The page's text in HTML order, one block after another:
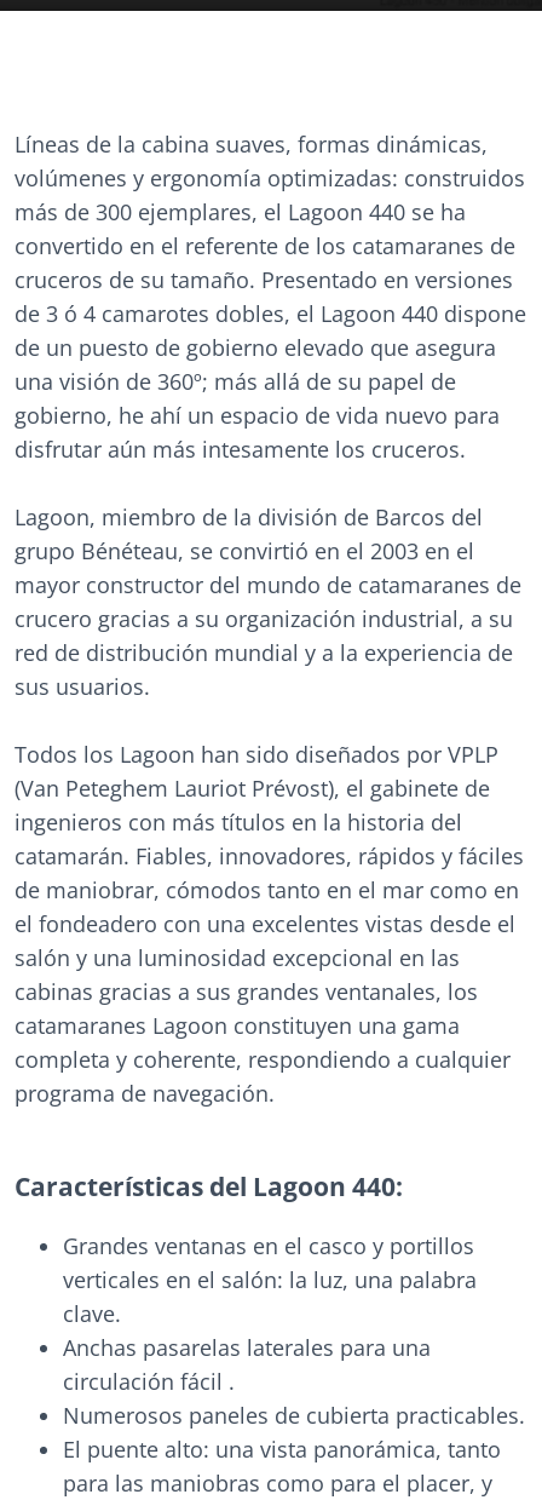
Líneas de la cabina suaves, formas dinámicas,
volúmenes y ergonomía optimizadas: construidos
más de 300 ejemplares, el Lagoon 440 se ha
convertido en el referente de los catamaranes de
cruceros de su tamaño. Presentado en versiones
de 3 ó 4 camarotes dobles, el Lagoon 440 dispone
de un puesto de gobierno elevado que asegura
una visión de 360º; más allá de su papel de
gobierno, he ahí un espacio de vida nuevo para
disfrutar aún más intesamente los cruceros.
Lagoon, miembro de la división de Barcos del
grupo Bénéteau, se convirtió en el 2003 en el
mayor constructor del mundo de catamaranes de
crucero gracias a su organización industrial, a su
red de distribución mundial y a la experiencia de
sus usuarios.
Todos los Lagoon han sido diseñados por VPLP
(Van Peteghem Lauriot Prévost), el gabinete de
ingenieros con más títulos en la historia del
catamarán. Fiables, innovadores, rápidos y fáciles
de maniobrar, cómodos tanto en el mar como en
el fondeadero con una excelentes vistas desde el
salón y una luminosidad excepcional en las
cabinas gracias a sus grandes ventanales, los
catamaranes Lagoon constituyen una gama
completa y coherente, respondiendo a cualquier
programa de navegación.
Características del Lagoon 440:
Grandes ventanas en el casco y portillos
verticales en el salón: la luz, una palabra
clave.
Anchas pasarelas laterales para una
circulación fácil .
Numerosos paneles de cubierta practicables.
El puente alto: una vista panorámica, tanto
para las maniobras como para el placer, y